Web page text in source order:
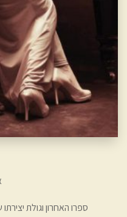
ספרו האחרון וגולת